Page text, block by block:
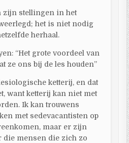
zijn stellingen in het
het is niet nodig
herhaal.
“Het grote voordeel van
ze ons bij de les houden”
ketterij, en dat
want ketterij kan niet met
Ik kan trouwens
met sedevacantisten op
maar er zijn
die mensen die zich zo